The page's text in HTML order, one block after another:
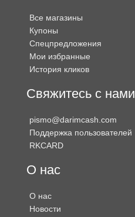
Все магазины
Купоны
Спецпредложения
Мои избранные
История кликов
Свяжитесь с нами
pismo@darimcash.com
Поддержка пользователей
RKCARD
О нас
О нас
Новости